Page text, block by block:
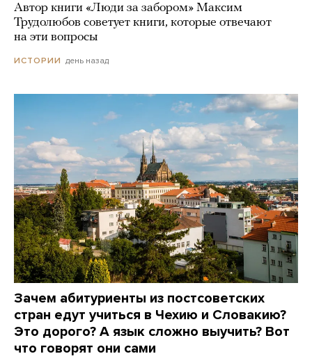
Автор книги «Люди за забором» Максим
Трудолюбов советует книги, которые отвечают
на эти вопросы
ИСТОРИИ день назад
Зачем абитуриенты из постсоветских
стран едут учиться в Чехию и Словакию?
Это дорого? А язык сложно выучить? Вот
что говорят они сами